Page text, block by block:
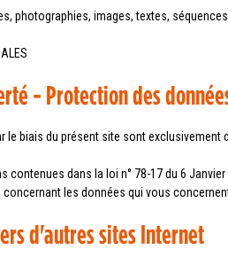
photographies, images, textes,
- Protection des
le biais du présent site sont exclusivement
contenues dans la loi n° 78-17 du 6
les données qui vous
d'autres sites Internet